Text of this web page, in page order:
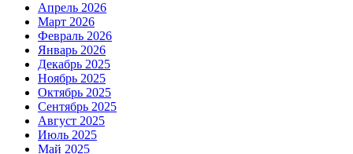
Апрель 2026
Март 2026
Февраль 2026
Январь 2026
Декабрь 2025
Ноябрь 2025
Октябрь 2025
Сентябрь 2025
Август 2025
Июль 2025
Май 2025